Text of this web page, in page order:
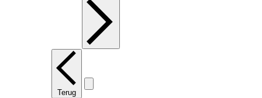
Terug